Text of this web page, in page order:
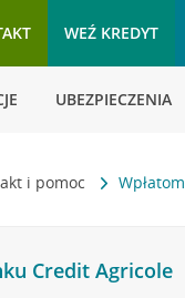
WEŹ KREDYT
UBEZPIECZENIA
i pomoc
Credit Agricole